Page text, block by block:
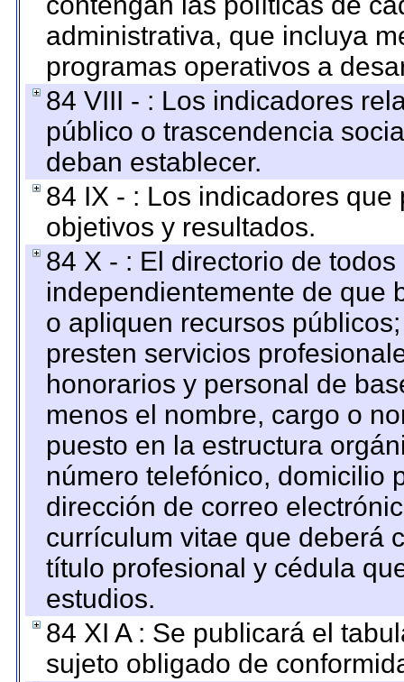
administrativa, que incluya
programas operativos a
84 VIII - : Los indicadores
público o trascendencia
deban establecer.
84 IX - : Los indicadores
objetivos y resultados.
84 X - : El directorio de
independientemente de que
o apliquen recursos
presten servicios
honorarios y personal de
menos el nombre, cargo o
puesto en la estructura
número telefónico, domicilio
dirección de correo
currículum vitae que deberá
título profesional y cédula
estudios.
84 XI A : Se publicará el
sujeto obligado de